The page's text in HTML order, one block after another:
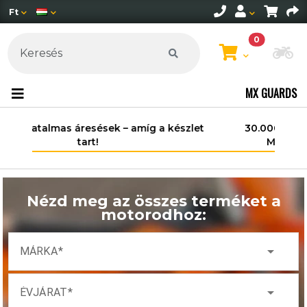
Ft
0
MX GUARDS
30.000 Ft felett ingyenes szállítás
Magyarország területén*.
Nézd meg az összes terméket a
motorodhoz:
MÁRKA arrow_drop_down
ÉVJÁRAT arrow_drop_down